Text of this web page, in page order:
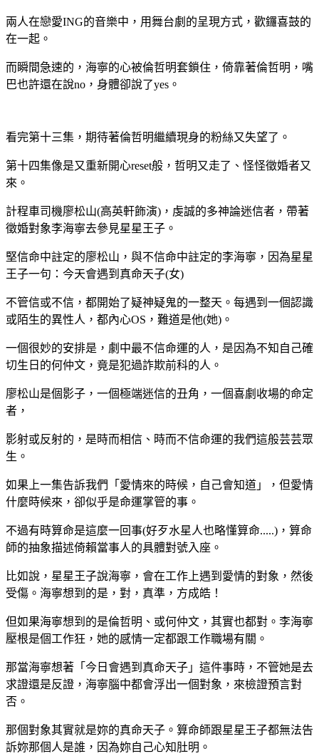
兩人在戀愛ING的音樂中，用舞台劇的呈現方式，歡鑼喜鼓的
在一起。
而瞬間急速的，海寧的心被倫哲明套鎖住，倚靠著倫哲明，嘴
巴也許還在說no，身體卻說了yes。
看完第十三集，期待著倫哲明繼續現身的粉絲又失望了。
第十四集像是又重新開心reset般，哲明又走了、怪怪徵婚者又
來。
計程車司機廖松山(高英軒飾演)，虔誠的多神論迷信者，帶著
徵婚對象李海寧去參見星星王子。
堅信命中註定的廖松山，與不信命中註定的李海寧，因為星星
王子一句：今天會遇到真命天子(女)
不管信或不信，都開始了疑神疑鬼的一整天。每遇到一個認識
或陌生的異性人，都內心OS，難道是他(她)。
一個很妙的安排是，劇中最不信命運的人，是因為不知自己確
切生日的何仲文，竟是犯過詐欺前科的人。
廖松山是個影子，一個極端迷信的丑角，一個喜劇收場的命定
者，
影射或反射的，是時而相信、時而不信命運的我們這般芸芸眾
生。
如果上一集告訴我們「愛情來的時候，自己會知道」，但愛情
什麼時候來，卻似乎是命運掌管的事。
不過有時算命是這麼一回事(好歹水星人也略懂算命.....)，算命
師的抽象描述倚賴當事人的具體對號入座。
比如說，星星王子說海寧，會在工作上遇到愛情的對象，然後
受傷。海寧想到的是，對，真準，方成皓！
但如果海寧想到的是倫哲明、或何仲文，其實也都對。李海寧
壓根是個工作狂，她的感情一定都跟工作職場有關。
那當海寧想著「今日會遇到真命天子」這件事時，不管她是去
求證還是反證，海寧腦中都會浮出一個對象，來檢證預言對
否。
那個對象其實就是妳的真命天子。算命師跟星星王子都無法告
訴妳那個人是誰，因為妳自己心知肚明。